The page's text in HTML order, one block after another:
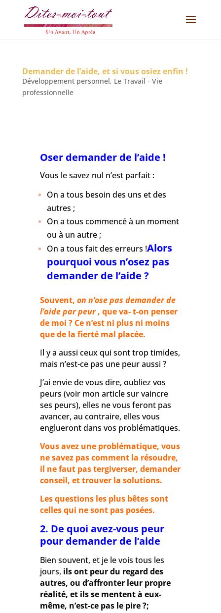
Demander de l’aide, et si vous osiez enfin !
Développement personnel, Le Travail - Vie
professionnelle
Oser demander de l’aide !
Vous le savez nul n’est parfait :
On a tous besoin des uns et des
autres ;
On a tous commencé à un moment
ou à un autre ;
On a tous fait des erreurs !Alors
pourquoi vous n’osez pas
demander de l’aide ?
Souvent, on n’ose pas demander de
l’aide par peur, que va- t-on penser
de moi ? Ce n’est ni plus ni moins
que de la fierté mal placée.
Il y a aussi ceux qui sont trop timides,
mais n’est-ce pas une peur aussi ?
J’ai envie de vous dire, oubliez vos
peurs (voir mon article sur vaincre
ses peurs), elles ne vous feront pas
avancer, au contraire, elles vous
englueront dans vos problématiques.
Vous avez une problématique, vous
ne savez pas comment la résoudre,
il ne faut pas tergiverser, demander
conseil, et trouver la solutions.
Les questions les plus bêtes sont
celles qui ne sont pas posées.
2. De quoi avez-vous peur
pour demander de l’aide
Bien souvent, et je le vois tous les
jours, ils ont peur du regard des
autres, ou d’affronter leur propre
réalité, et ils se mentent à eux-
même, n’est-ce pas le pire ?;